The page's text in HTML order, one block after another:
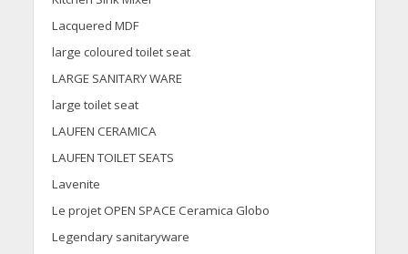
Lacquered MDF
large coloured toilet seat
LARGE SANITARY WARE
large toilet seat
LAUFEN CERAMICA
LAUFEN TOILET SEATS
Lavenite
Le projet OPEN SPACE Ceramica Globo
Legendary sanitaryware